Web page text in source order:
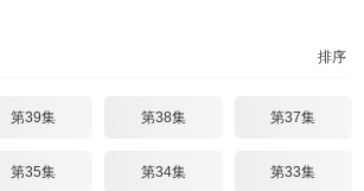
排序
第39集 第38集 第37集
第35集 第34集 第33集